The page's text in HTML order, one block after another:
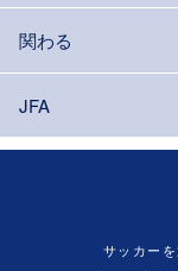
関わる
JFA
サッカー